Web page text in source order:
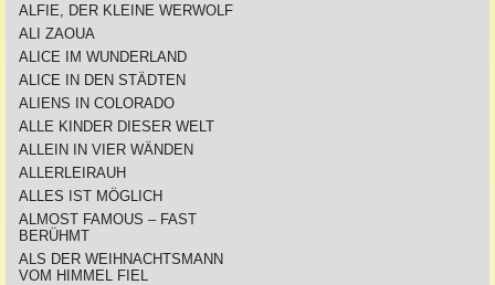
ALFIE, DER KLEINE WERWOLF
ALI ZAOUA
ALICE IM WUNDERLAND
ALICE IN DEN STÄDTEN
ALIENS IN COLORADO
ALLE KINDER DIESER WELT
ALLEIN IN VIER WÄNDEN
ALLERLEIRAUH
ALLES IST MÖGLICH
ALMOST FAMOUS – FAST
BERÜHMT
ALS DER WEIHNACHTSMANN
VOM HIMMEL FIEL